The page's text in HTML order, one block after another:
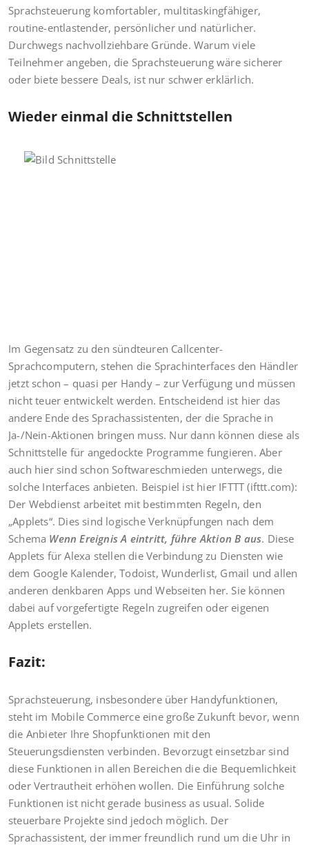
Sprachsteuerung komfortabler, multitaskingfähiger,
routine-entlastender, persönlicher und natürlicher.
Durchwegs nachvollziehbare Gründe. Warum viele
Teilnehmer angeben, die Sprachsteuerung wäre sicherer
oder biete bessere Deals, ist nur schwer erklärlich.
Wieder einmal die Schnittstellen
Im Gegensatz zu den sündteuren Callcenter-
Sprachcomputern, stehen die Sprachinterfaces den Händler
jetzt schon – quasi per Handy – zur Verfügung und müssen
nicht teuer entwickelt werden. Entscheidend ist hier das
andere Ende des Sprachassistenten, der die Sprache in
Ja-/Nein-Aktionen bringen muss. Nur dann können diese als
Schnittstelle für angedockte Programme fungieren. Aber
auch hier sind schon Softwareschmieden unterwegs, die
solche Interfaces anbieten. Beispiel ist hier IFTTT (ifttt.com):
Der Webdienst arbeitet mit bestimmten Regeln, den
„Applets“. Dies sind logische Verknüpfungen nach dem
Schema Wenn Ereignis A eintritt, führe Aktion B aus. Diese
Applets für Alexa stellen die Verbindung zu Diensten wie
dem Google Kalender, Todoist, Wunderlist, Gmail und allen
anderen denkbaren Apps und Webseiten her. Sie können
dabei auf vorgefertigte Regeln zugreifen oder eigenen
Applets erstellen.
Fazit:
Sprachsteuerung, insbesondere über Handyfunktionen,
steht im Mobile Commerce eine große Zukunft bevor, wenn
die Anbieter Ihre Shopfunktionen mit den
Steuerungsdiensten verbinden. Bevorzugt einsetzbar sind
diese Funktionen in allen Bereichen die die Bequemlichkeit
oder Vertrautheit erhöhen wollen. Die Einführung solche
Funktionen ist nicht gerade business as usual. Solide
steuerbare Projekte sind jedoch möglich. Der
Sprachassistent, der immer freundlich rund um die Uhr in